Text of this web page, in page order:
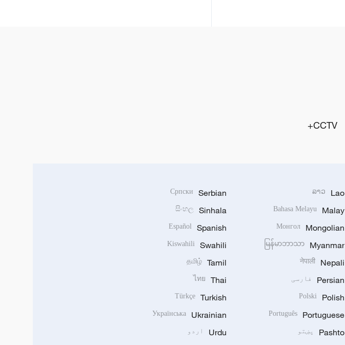
CCTV+
Lao
ລາວ
Malay
Bahasa Melayu
Mongolian
Монгол
Myanmar
မြန်မာဘာသာ
Nepali
नेपाली
Persian فارسی
Polish
Polski
Portuguese
Português
Pashto پښتو
Serbian
Српски
Sinhala
සිංහල
Spanish
Español
Swahili
Kiswahili
Tamil
தமிழ்
Thai
ไทย
Turkish
Türkçe
Ukrainian
Українська
Urdu اردو